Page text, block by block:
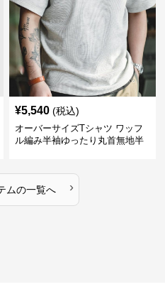
¥5,540 (税込)
オーバーサイズTシャツ ワッフ
ル編み半袖ゆったり丸首無地半
ムの一覧へ ›